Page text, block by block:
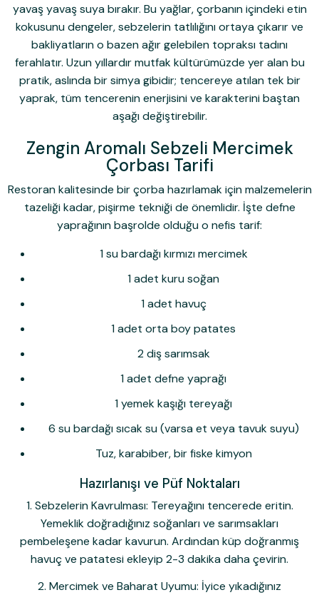
yavaş yavaş suya bırakır. Bu yağlar, çorbanın içindeki etin
kokusunu dengeler, sebzelerin tatlılığını ortaya çıkarır ve
bakliyatların o bazen ağır gelebilen topraksı tadını
ferahlatır. Uzun yıllardır mutfak kültürümüzde yer alan bu
pratik, aslında bir simya gibidir; tencereye atılan tek bir
yaprak, tüm tencerenin enerjisini ve karakterini baştan
aşağı değiştirebilir.
Zengin Aromalı Sebzeli Mercimek
Çorbası Tarifi
Restoran kalitesinde bir çorba hazırlamak için malzemelerin
tazeliği kadar, pişirme tekniği de önemlidir. İşte defne
yaprağının başrolde olduğu o nefis tarif:
1 su bardağı kırmızı mercimek
1 adet kuru soğan
1 adet havuç
1 adet orta boy patates
2 diş sarımsak
1 adet defne yaprağı
1 yemek kaşığı tereyağı
6 su bardağı sıcak su (varsa et veya tavuk suyu)
Tuz, karabiber, bir fiske kimyon
Hazırlanışı ve Püf Noktaları
1. Sebzelerin Kavrulması: Tereyağını tencerede eritin.
Yemeklik doğradığınız soğanları ve sarımsakları
pembeleşene kadar kavurun. Ardından küp doğranmış
havuç ve patatesi ekleyip 2-3 dakika daha çevirin.
2. Mercimek ve Baharat Uyumu: İyice yıkadığınız